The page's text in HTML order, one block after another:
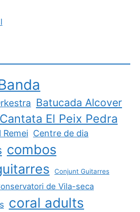
Batucada Alcover
Cantata El Peix Pedra
Remei Centre de dia
combos
Conjunt Guitarres
de Vila-seca
coral adults